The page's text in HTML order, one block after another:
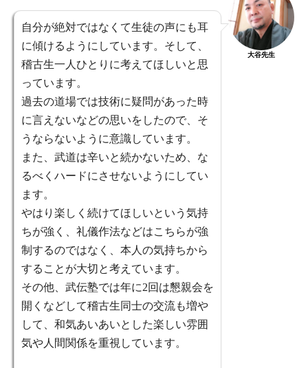
自分が絶対ではなくて生徒の声にも耳
に傾けるようにしています。そして、
稽古生一人ひとりに考えてほしいと思
っています。
過去の道場では技術に疑問があった時
に言えないなどの思いをしたので、そ
うならないように意識しています。
また、武道は辛いと続かないため、な
るべくハードにさせないようにしてい
ます。
やはり楽しく続けてほしいという気持
ちが強く、礼儀作法などはこちらが強
制するのではなく、本人の気持ちから
することが大切と考えています。
その他、武伝塾では年に2回は懇親会を
開くなどして稽古生同士の交流も増や
して、和気あいあいとした楽しい雰囲
気や人間関係を重視しています。
大谷先生